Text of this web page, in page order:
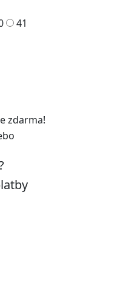
41
zdarma!